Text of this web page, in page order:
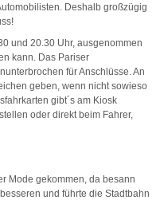
Deshalb großzügig
und 20.30 Uhr, ausgenommen
kann. Das Pariser
für Anschlüsse. An
geben, wenn nicht sowieso
gibt´s am Kiosk
oder direkt beim Fahrer,
Mode gekommen, da besann
und führte die Stadtbahn